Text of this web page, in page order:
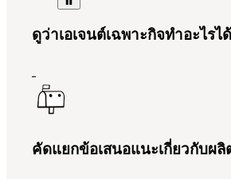
ดูว่าเอเจนต์เฉพาะกิจทำอะไรไ
คัดแยกข้อเสนอแนะเกี่ยวกับผ